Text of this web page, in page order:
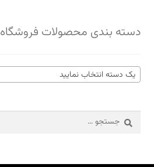
دسته بندی محصولات فروشگاه
یک دسته انتخاب نمایید
جستجو
برای: